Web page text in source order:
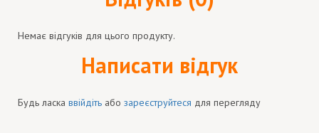
Немає відгуків для цього продукту.
Написати відгук
Будь ласка ввійдіть або зареєструйтеся для перегляду